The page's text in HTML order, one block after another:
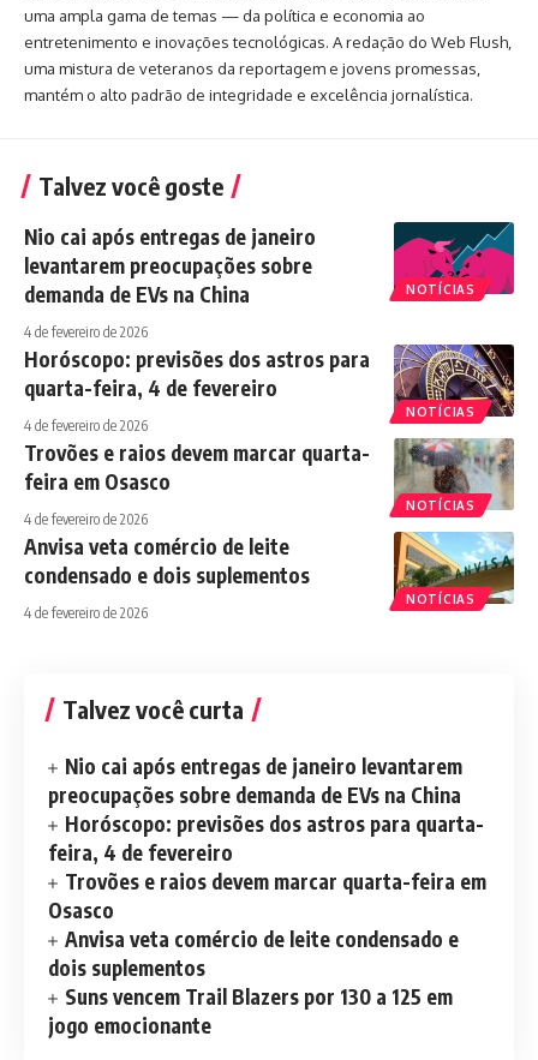
uma ampla gama de temas — da política e economia ao
entretenimento e inovações tecnológicas. A redação do Web Flush,
uma mistura de veteranos da reportagem e jovens promessas,
mantém o alto padrão de integridade e excelência jornalística.
Talvez você goste
NOTÍCIAS
Nio cai após entregas de janeiro
levantarem preocupações sobre
demanda de EVs na China
4 de fevereiro de 2026
NOTÍCIAS
Horóscopo: previsões dos astros para
quarta-feira, 4 de fevereiro
4 de fevereiro de 2026
NOTÍCIAS
Trovões e raios devem marcar quarta-
feira em Osasco
4 de fevereiro de 2026
NOTÍCIAS
Anvisa veta comércio de leite
condensado e dois suplementos
4 de fevereiro de 2026
Talvez você curta
Nio cai após entregas de janeiro levantarem
preocupações sobre demanda de EVs na China
Horóscopo: previsões dos astros para quarta-
feira, 4 de fevereiro
Trovões e raios devem marcar quarta-feira em
Osasco
Anvisa veta comércio de leite condensado e
dois suplementos
Suns vencem Trail Blazers por 130 a 125 em
jogo emocionante